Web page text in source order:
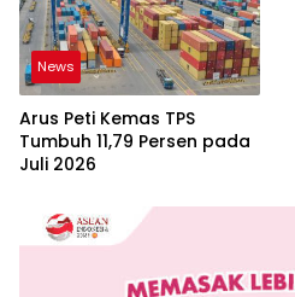
News
Arus Peti Kemas TPS
Tumbuh 11,79 Persen pada
Juli 2026